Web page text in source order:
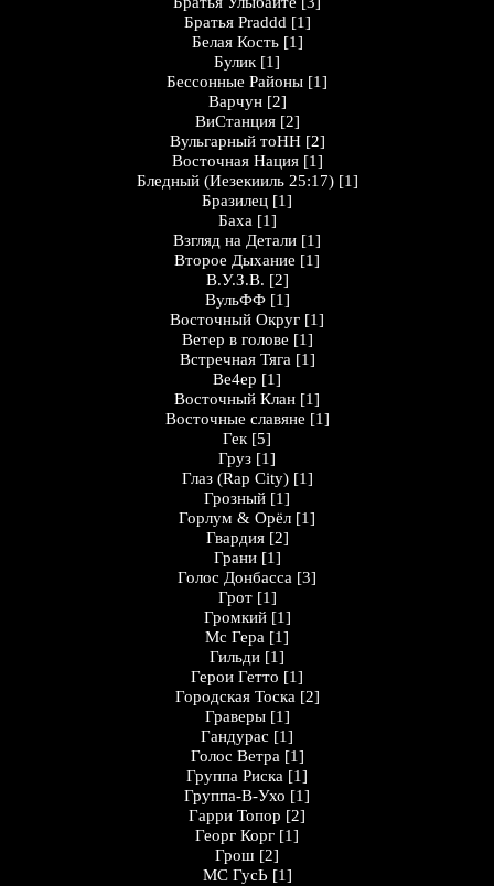
Братья Praddd [1]
Белая Кость [1]
Булик [1]
Бессонные Районы [1]
Варчун [2]
ВиСтанция [2]
Вульгарный тоНН [2]
Восточная Нация [1]
Бледный (Иезекииль 25:17) [1]
Бразилец [1]
Баха [1]
Взгляд на Детали [1]
Второе Дыхание [1]
В.У.З.В. [2]
ВульФФ [1]
Восточный Округ [1]
Ветер в голове [1]
Встречная Тяга [1]
Ве4ер [1]
Восточный Клан [1]
Восточные славяне [1]
Гек [5]
Груз [1]
Глаз (Rap City) [1]
Грозный [1]
Горлум & Орёл [1]
Гвардия [2]
Грани [1]
Голос Донбасса [3]
Грот [1]
Громкий [1]
Мс Гера [1]
Гильди [1]
Герои Гетто [1]
Городская Тоска [2]
Граверы [1]
Гандурас [1]
Голос Ветра [1]
Группа Риска [1]
Группа-В-Ухо [1]
Гарри Топор [2]
Георг Корг [1]
Грош [2]
MC ГусЬ [1]